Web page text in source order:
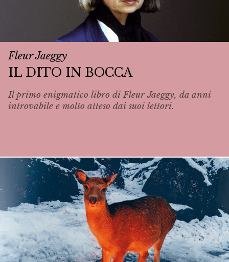
Fleur Jaeggy
IL DITO IN BOCCA
Il primo enigmatico libro di Fleur Jaeggy, da anni
introvabile e molto atteso dai suoi lettori.